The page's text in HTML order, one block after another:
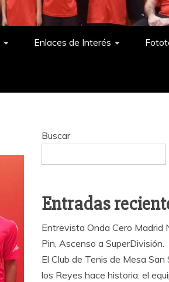
Enlaces de Interés
Buscar
Entradas
Entrevista Onda Cero Madrid
Pin, Ascenso a SuperDivisión.
El Club de Tenis de Mesa San
los Reyes hace historia: el